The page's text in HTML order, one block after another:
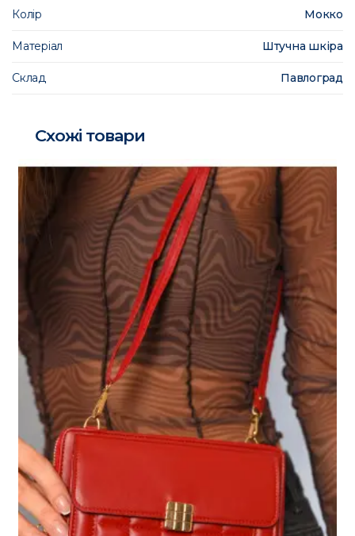
Колір Мокко
Матеріал Штучна шкіра
Склад Павлоград
Схожі товари